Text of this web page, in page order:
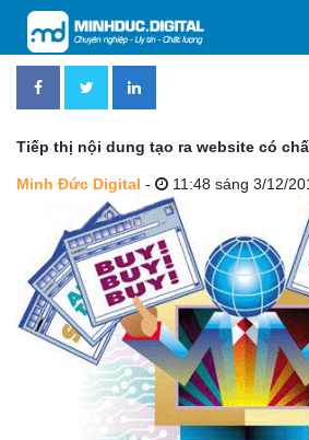
Tiếp thị nội dung tạo ra website có
Minh Đức Digital - 11:48 sáng 3/12/